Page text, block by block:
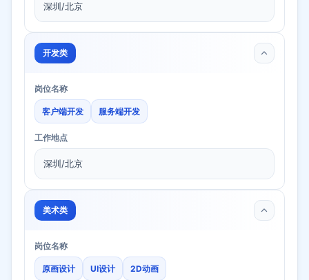
深圳/北京
开发类
岗位名称
客户端开发 服务端开发
工作地点
深圳/北京
美术类
岗位名称
原画设计 UI设计 2D动画